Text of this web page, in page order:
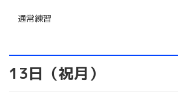
通常練習
13日（祝月）